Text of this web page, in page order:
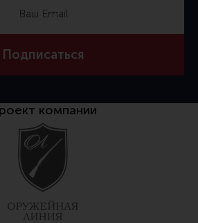
Подписаться
компании